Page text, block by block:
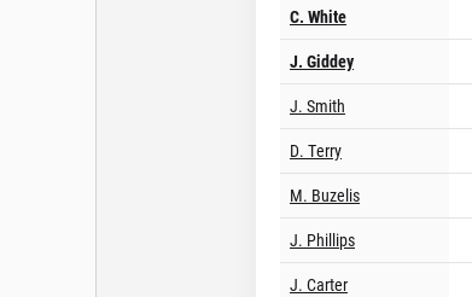
C. White
J. Giddey
J. Smith
D. Terry
M. Buzelis
J. Phillips
J. Carter